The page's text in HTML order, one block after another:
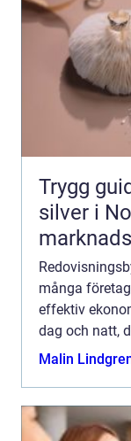
Trygg
silver i
många
effektiv
dag och natt,
Malin